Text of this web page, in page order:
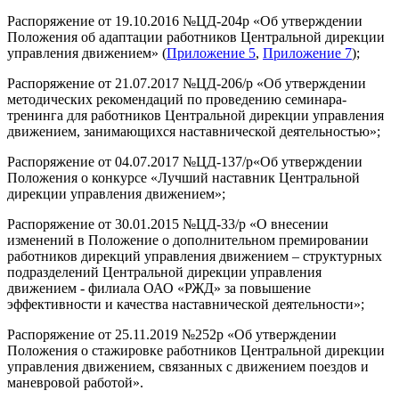
Распоряжение от 19.10.2016 №ЦД-204р «Об утверждении
Положения об адаптации работников Центральной дирекции
управления движением» (Приложение 5, Приложение 7);
Распоряжение от 21.07.2017 №ЦД-206/р «Об утверждении
методических рекомендаций по проведению семинара-
тренинга для работников Центральной дирекции управления
движением, занимающихся наставнической деятельностью»;
Распоряжение от 04.07.2017 №ЦД-137/р«Об утверждении
Положения о конкурсе «Лучший наставник Центральной
дирекции управления движением»;
Распоряжение от 30.01.2015 №ЦД-33/р «О внесении
изменений в Положение о дополнительном премировании
работников дирекций управления движением – структурных
подразделений Центральной дирекции управления
движением - филиала ОАО «РЖД» за повышение
эффективности и качества наставнической деятельности»;
Распоряжение от 25.11.2019 №252р «Об утверждении
Положения о стажировке работников Центральной дирекции
управления движением, связанных с движением поездов и
маневровой работой».